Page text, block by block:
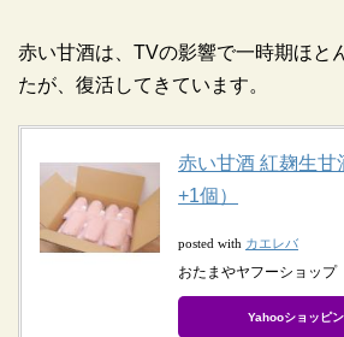
赤い甘酒は、TVの影響で一時期ほと
たが、復活してきています。
赤い甘酒 紅麹生甘
+1個）
posted with カエレバ
おたまやヤフーショップ
Yahooショッピ